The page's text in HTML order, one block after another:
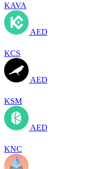
KAVA
AED
KCS
AED
KSM
AED
KNC